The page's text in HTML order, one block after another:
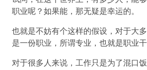
职业呢？如果能，那无疑是幸运的。
也就是不妨有个这样的假设，对于大
是一份职业，所谓专业，也就是职业干
对于很多人来说，工作只是为了混口